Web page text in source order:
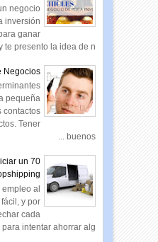
negocio
inversión
ganar
presento la idea de n...
Negocios
pequeña
contactos
Tener
buenos ...
un
empleo al
y por
cada
intentar ahorrar alg...